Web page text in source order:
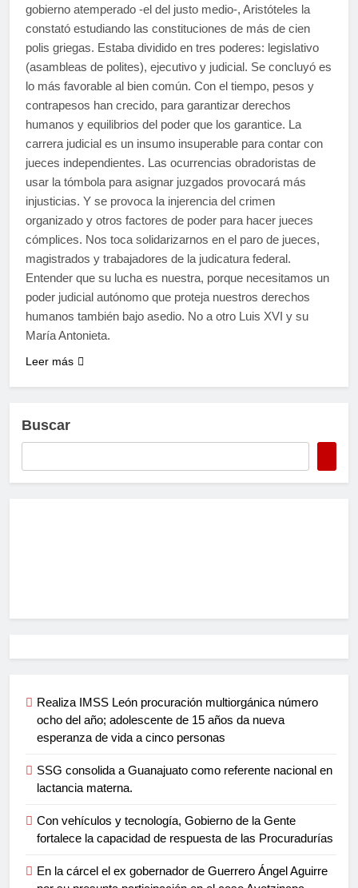
gobierno atemperado -el del justo medio-, Aristóteles la
constató estudiando las constituciones de más de cien
polis griegas. Estaba dividido en tres poderes: legislativo
(asambleas de polites), ejecutivo y judicial. Se concluyó es
lo más favorable al bien común. Con el tiempo, pesos y
contrapesos han crecido, para garantizar derechos
humanos y equilibrios del poder que los garantice. La
carrera judicial es un insumo insuperable para contar con
jueces independientes. Las ocurrencias obradoristas de
usar la tómbola para asignar juzgados provocará más
injusticias. Y se provoca la injerencia del crimen
organizado y otros factores de poder para hacer jueces
cómplices. Nos toca solidarizarnos en el paro de jueces,
magistrados y trabajadores de la judicatura federal.
Entender que su lucha es nuestra, porque necesitamos un
poder judicial autónomo que proteja nuestros derechos
humanos también bajo asedio. No a otro Luis XVI y su
María Antonieta.
Leer más
Buscar
Realiza IMSS León procuración multiorgánica número
ocho del año; adolescente de 15 años da nueva
esperanza de vida a cinco personas
SSG consolida a Guanajuato como referente nacional en
lactancia materna.
Con vehículos y tecnología, Gobierno de la Gente
fortalece la capacidad de respuesta de las Procuradurías
En la cárcel el ex gobernador de Guerrero Ángel Aguirre